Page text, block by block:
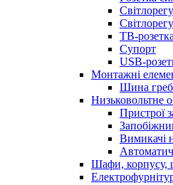
ТВ-розетка
Супорт
USB-
Монтажні
Шина
Низьковольтне
Пристрої
Вимикачі
Шафи, корпусу,